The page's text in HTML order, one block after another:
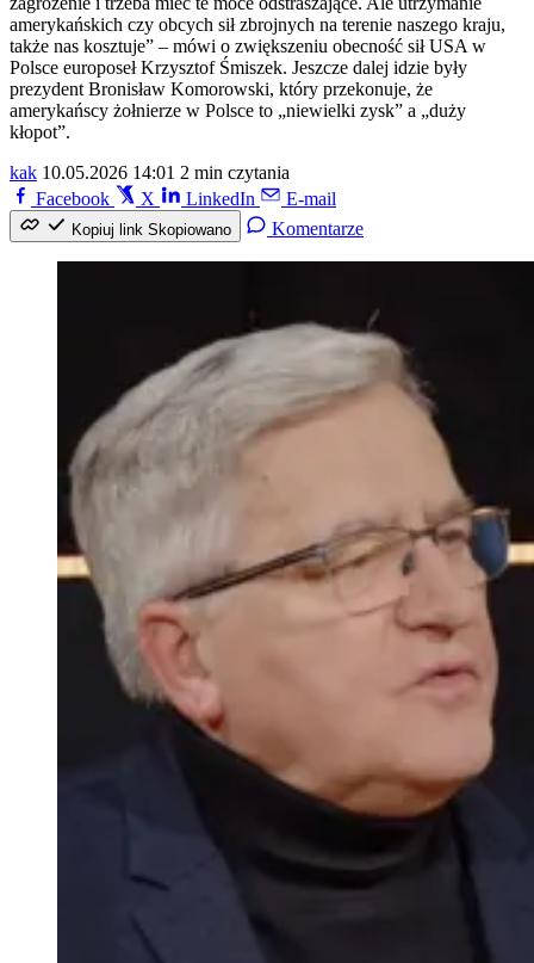
amerykańskich czy obcych sił zbrojnych na terenie naszego kraju,
także nas kosztuje” – mówi o zwiększeniu obecność sił USA w
Polsce europoseł Krzysztof Śmiszek. Jeszcze dalej idzie były
prezydent Bronisław Komorowski, który przekonuje, że
amerykańscy żołnierze w Polsce to „niewielki zysk” a „duży
kłopot”.
kak 10.05.2026 14:01 2 min czytania
Facebook
X LinkedIn E-mail
Kopiuj link Skopiowano Komentarze